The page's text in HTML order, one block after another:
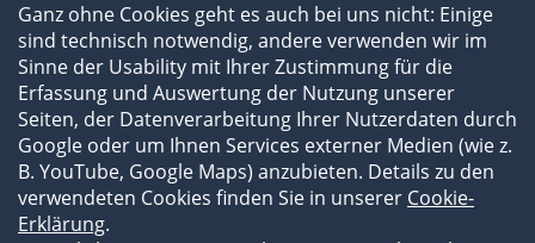
Referenzen
Fachartikel und Videos
Flyer und Broschüren
Newsroom
Subauftragnehmer
Ganz ohne Cookies geht es auch bei uns nicht: Einige
sind technisch notwendig, andere verwenden wir im
Sinne der Usability mit Ihrer Zustimmung für die
Erfassung und Auswertung der Nutzung unserer
Seiten, der Datenverarbeitung Ihrer Nutzerdaten durch
Google oder um Ihnen Services externer Medien (wie z.
B. YouTube, Google Maps) anzubieten. Details zu den
verwendeten Cookies finden Sie in unserer Cookie-
Erklärung.